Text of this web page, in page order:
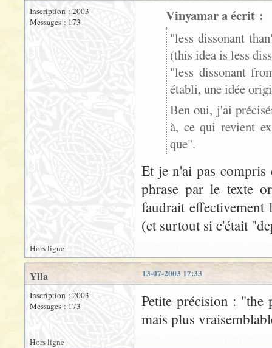
Inscription : 2003
Messages : 173
Vinyamar a écrit :
"less dissonant
(this idea is less
"less dissonant
établi, une idée
Ben oui, j'ai
à, ce qui revient
que".
Et je n'ai pas compris
phrase par le texte
faudrait
(et surtout si c'était
Hors ligne
13-07-2003 17:33
Ylla
Inscription : 2003
Messages : 173
Petite précision : "the
mais plus
Hors ligne